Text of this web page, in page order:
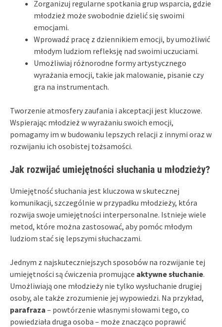
Zorganizuj regularne spotkania grup wsparcia, gdzie
młodzież może swobodnie dzielić się swoimi
emocjami.
Wprowadź pracę z dziennikiem emocji, by umożliwić
młodym ludziom refleksję nad swoimi uczuciami.
Umożliwiaj różnorodne formy artystycznego
wyrażania emocji, takie jak malowanie, pisanie czy
gra na instrumentach.
Tworzenie atmosfery zaufania i akceptacji jest kluczowe.
Wspierając młodzież w wyrażaniu swoich emocji,
pomagamy im w budowaniu lepszych relacji z innymi oraz w
rozwijaniu ich osobistej tożsamości.
Jak rozwijać umiejętności słuchania u młodzieży?
Umiejętność słuchania jest kluczowa w skutecznej
komunikacji, szczególnie w przypadku młodzieży, która
rozwija swoje umiejętności interpersonalne. Istnieje wiele
metod, które można zastosować, aby pomóc młodym
ludziom stać się lepszymi słuchaczami.
Jednym z najskuteczniejszych sposobów na rozwijanie tej
umiejętności są ćwiczenia promujące aktywne słuchanie.
Umożliwiają one młodzieży nie tylko wysłuchanie drugiej
osoby, ale także zrozumienie jej wypowiedzi. Na przykład,
parafraza – powtórzenie własnymi słowami tego, co
powiedziała druga osoba – może znacząco poprawić